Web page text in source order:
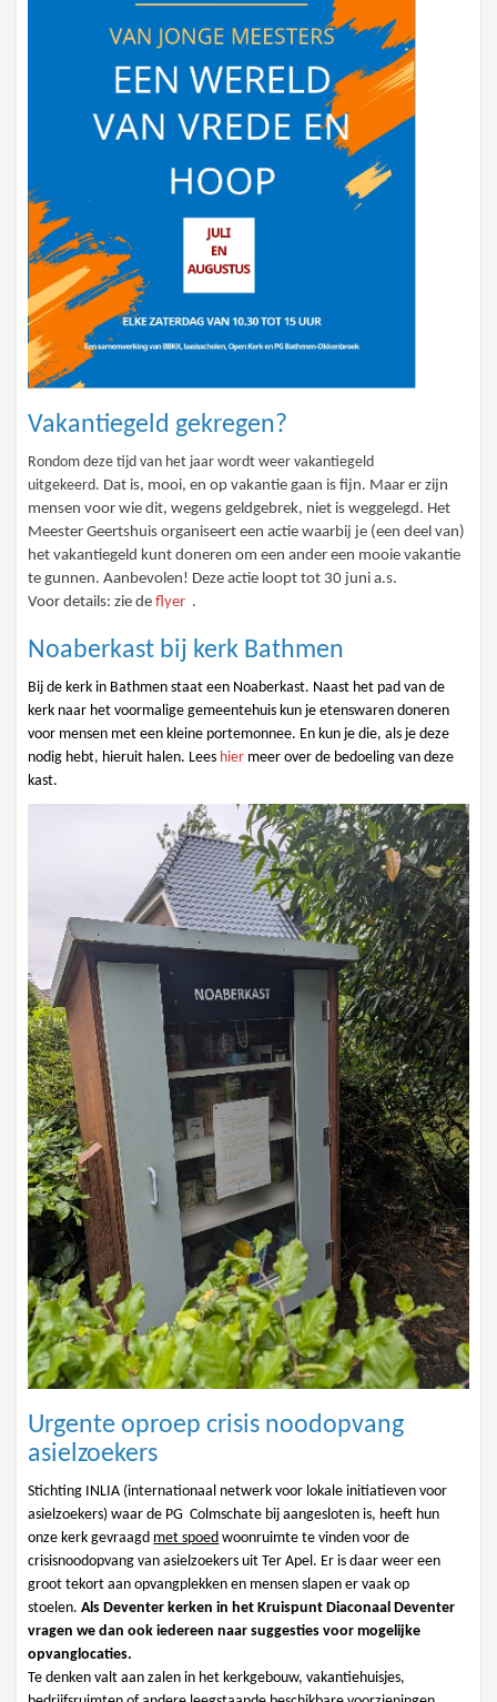
Vakantiegeld gekregen?
Rondom deze tijd van het jaar wordt weer vakantiegeld
uitgekeerd. Dat is, mooi, en op vakantie gaan is fijn. Maar er zijn
mensen voor wie dit, wegens geldgebrek, niet is weggelegd. Het
Meester Geertshuis organiseert een actie waarbij je (een deel van)
het vakantiegeld kunt doneren om een ander een mooie vakantie
te gunnen. Aanbevolen! Deze actie loopt tot 30 juni a.s.
Voor details: zie deflyer .
Noaberkast bij kerk Bathmen
Bij de kerk in Bathmen staat een Noaberkast. Naast het pad van de
kerk naar het voormalige gemeentehuis kun je etenswaren doneren
voor mensen met een kleine portemonnee. En kun je die, als je deze
nodig hebt, hieruit halen. Lees hier meer over de bedoeling van deze
kast.
Urgente oproep crisis noodopvang
asielzoekers
Stichting INLIA (internationaal netwerk voor lokale initiatieven voor
asielzoekers) waar de PG Colmschate bij aangesloten is, heeft hun
onze kerk gevraagd met spoed woonruimte te vinden voor de
crisisnoodopvang van asielzoekers uit Ter Apel. Er is daar weer een
groot tekort aan opvangplekken en mensen slapen er vaak op
stoelen.Als Deventer kerken in het Kruispunt Diaconaal Deventer
vragen we dan ook iedereen naar suggesties voor mogelijke
opvanglocaties.
Te denken valt aan zalen in het kerkgebouw, vakantiehuisjes,